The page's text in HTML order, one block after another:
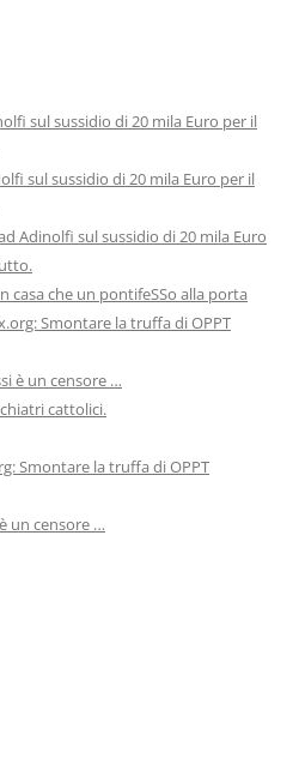
sul sussidio di 20 mila Euro per il
sul sussidio di 20 mila Euro per il
Adinolfi sul sussidio di 20 mila Euro
casa che un pontifeSSo alla porta
Smontare la truffa di OPPT
è un censore …
cattolici.
Smontare la truffa di OPPT
un censore …